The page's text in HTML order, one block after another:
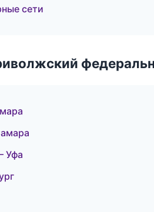
сети
Уфа